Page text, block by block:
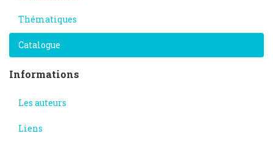
Thématiques
Catalogue
Informations
Les auteurs
Liens